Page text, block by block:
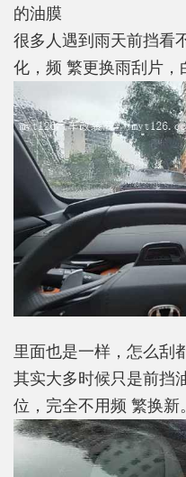
的油膜
很多人遇到雨天前挡看
化，频 繁更换雨刮片，
里面也是一样，怎么刮
其实大多时候只是前挡
位，完全不用频 繁换新。